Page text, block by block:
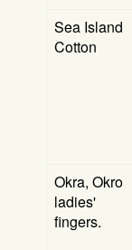
Sea Island
Cotton
Okra, Okro
ladies'
fingers.